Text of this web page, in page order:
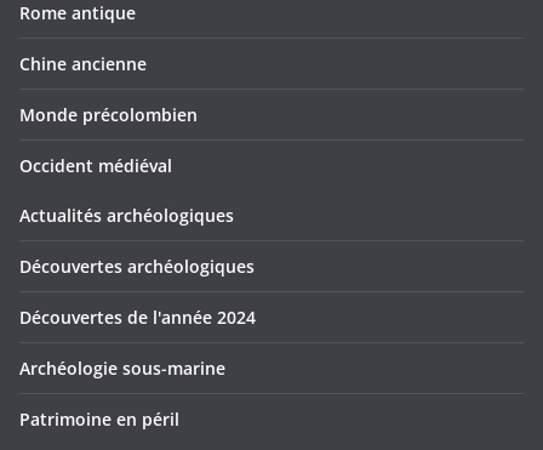
Rome antique
Chine ancienne
Monde précolombien
Occident médiéval
Actualités archéologiques
Découvertes archéologiques
Découvertes de l'année 2024
Archéologie sous-marine
Patrimoine en péril